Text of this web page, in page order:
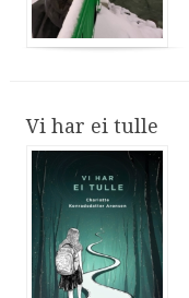
Vi har ei tulle